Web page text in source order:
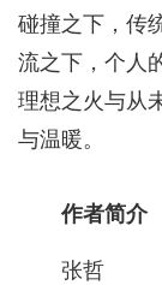
碰撞之下，传
流之下，个人
理想之火与从
与温暖。
作者简介
张哲